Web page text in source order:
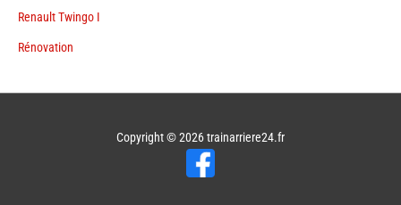
Renault Twingo I
Rénovation
Copyright © 2026trainarriere24.fr